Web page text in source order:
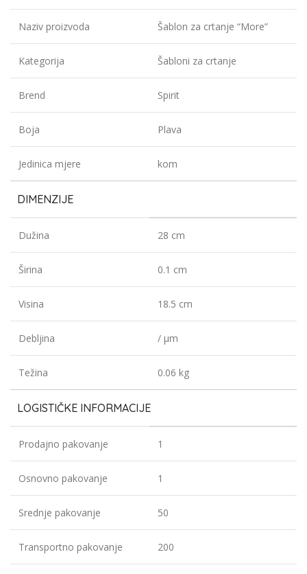
Naziv proizvoda Šablon za crtanje “More”
Kategorija Šabloni za crtanje
Brend Spirit
Boja Plava
Jedinica mjere kom
DIMENZIJE
Dužina 28 cm
Širina 0.1 cm
Visina 18.5 cm
Debljina / µm
Težina 0.06 kg
LOGISTIČKE INFORMACIJE
Prodajno pakovanje 1
Osnovno pakovanje 1
Srednje pakovanje 50
Transportno pakovanje 200